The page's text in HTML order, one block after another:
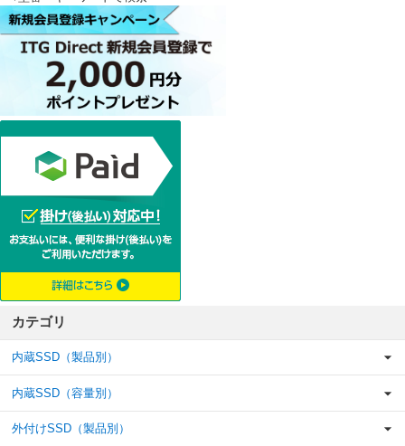
カテゴリ
内蔵SSD（製品別）
内蔵SSD（容量別）
外付けSSD（製品別）